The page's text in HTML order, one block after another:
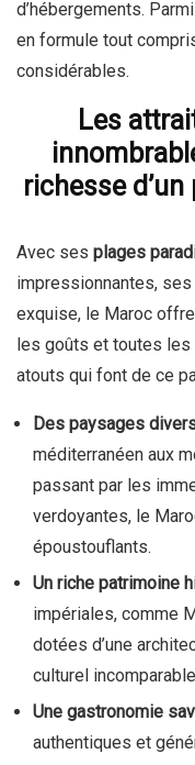
d’hébergements.
en formule tout
considérables.
Les
richesse
Avec ses plages
impressionnantes,
exquise, le Maroc
les goûts et toutes les
atouts qui font de ce
Des paysages
méditerranéen aux
passant par les
verdoyantes, le
époustouflants.
Un riche patrimoine
impériales, comme
dotées d’une
culturel
Une gastronomie
authentiques et